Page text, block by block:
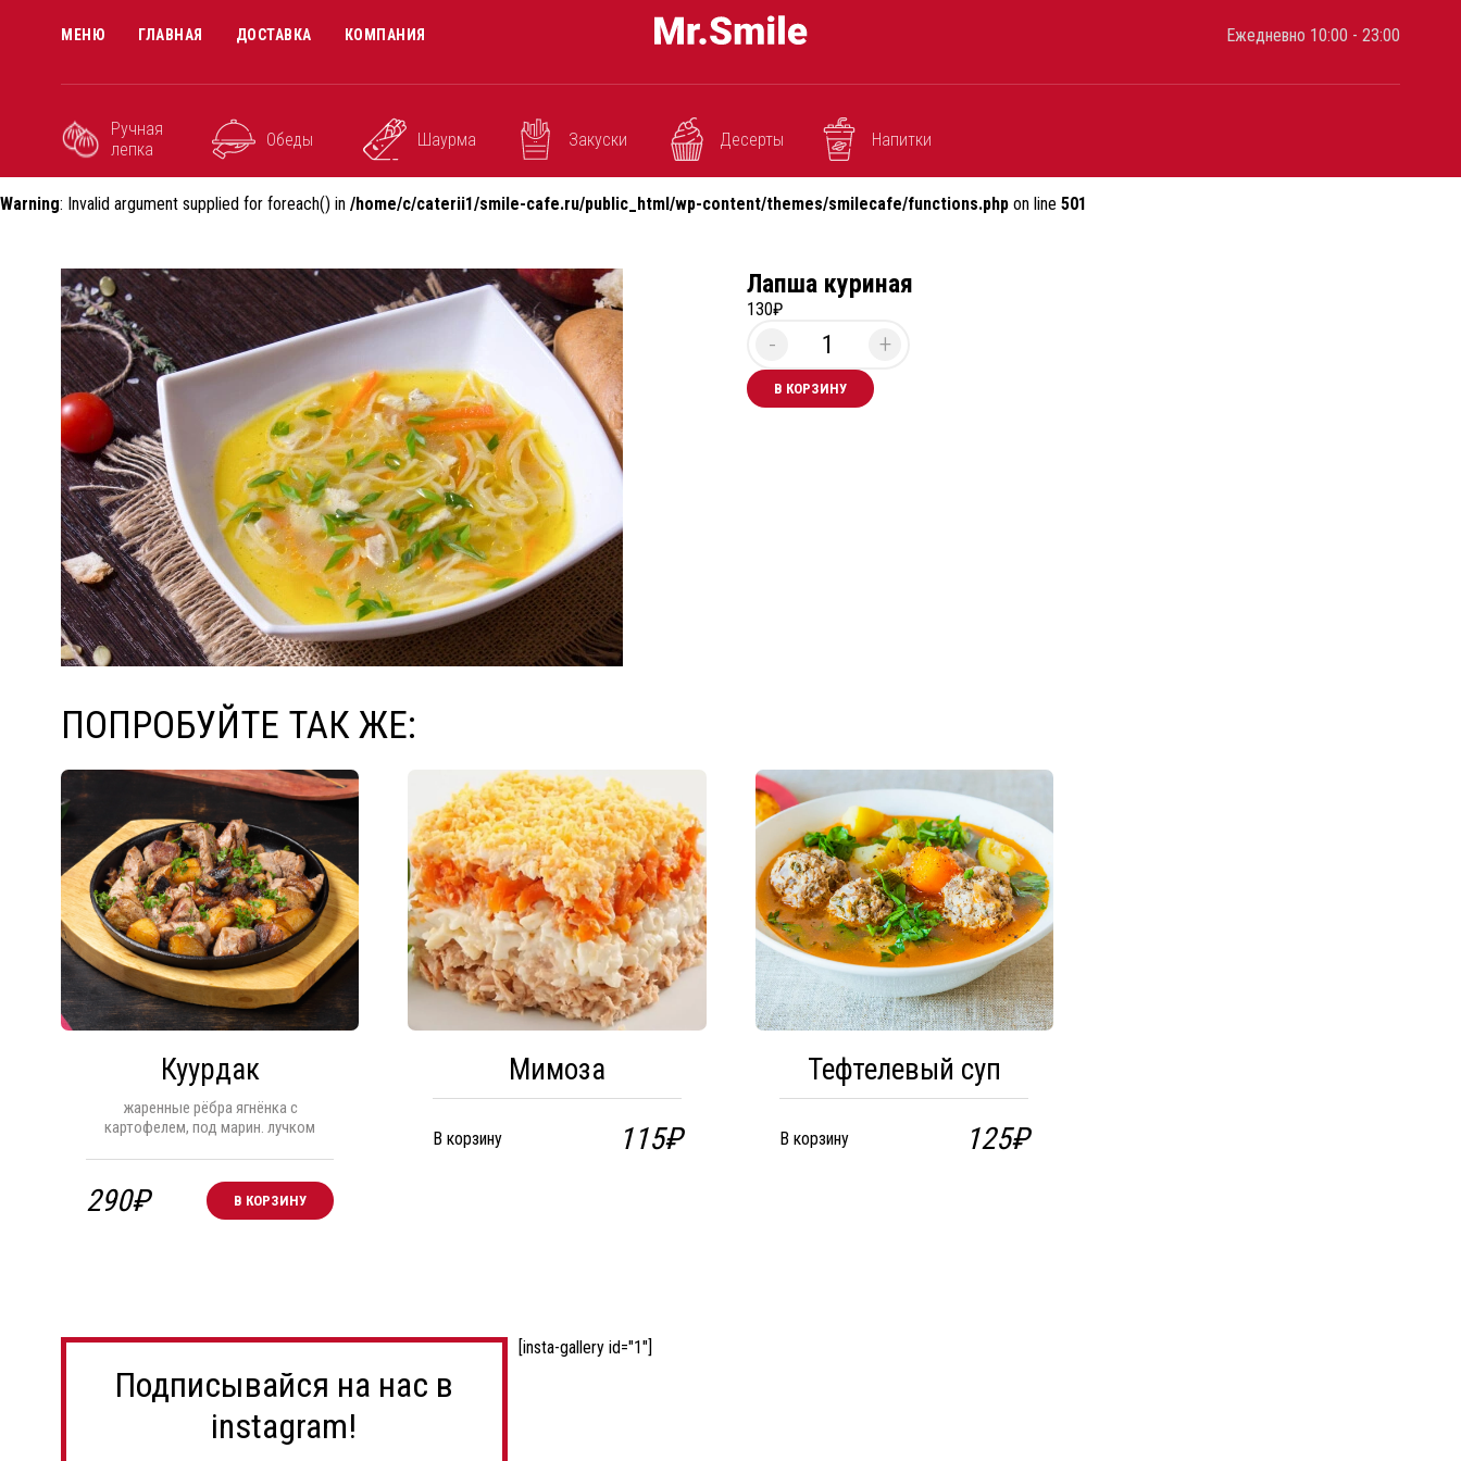
Warning: Invalid argument supplied for foreach() in /home/c/caterii1/smile-cafe.ru/public_html/wp-content/themes/smilecafe/functions.php on line 501
МЕНЮ ГЛАВНАЯ ДОСТАВКА КОМПАНИЯ Ежедневно 10:00 - 23:00
Ручная
лепка
Обеды Шаурма Закуски Десерты Напитки
Лапша куриная
130₽
- +
В КОРЗИНУ
ПОПРОБУЙТЕ ТАК ЖЕ:
Куурдак
жаренные рёбра ягнёнка с
картофелем, под марин. лучком
290₽ В КОРЗИНУ
Мимоза
115₽
В корзину
Тефтелевый суп
125₽
В корзину
Подписывайся на нас в
instagram!
[insta-gallery id="1"]